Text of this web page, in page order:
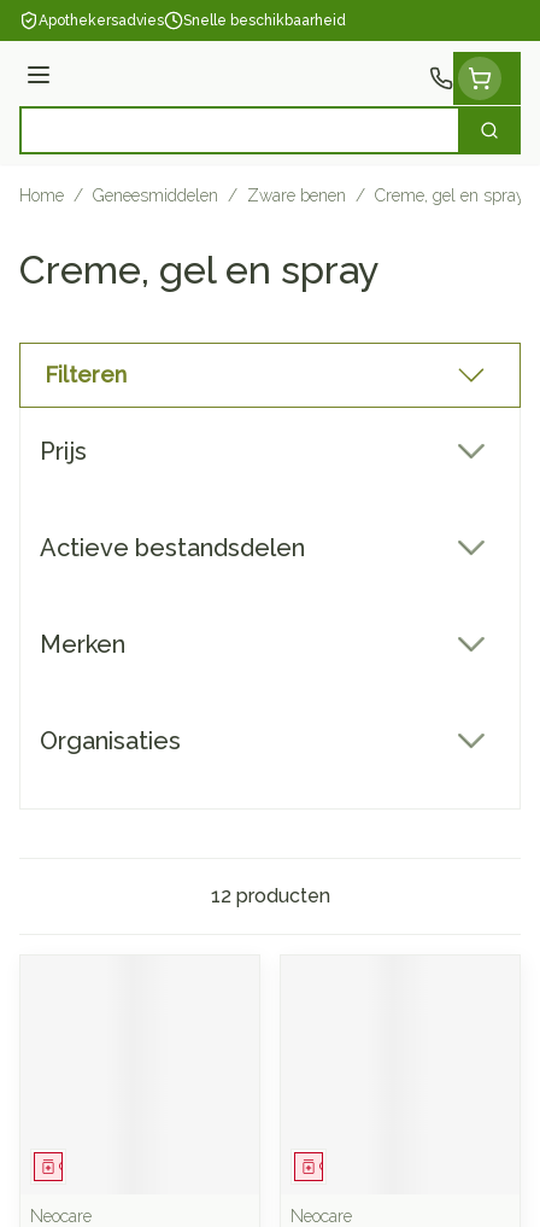
Ga naar de inhoud
Apothekersadvies Snelle beschikbaarheid
Menu
Zoek
Home / Geneesmiddelen / Zware benen / Creme, gel en spray
Creme, gel en spray
Filteren
Prijs
Actieve bestandsdelen
Merken
Organisaties
12producten
Geneesmiddel
Neocare
Geneesmiddel
Neocare